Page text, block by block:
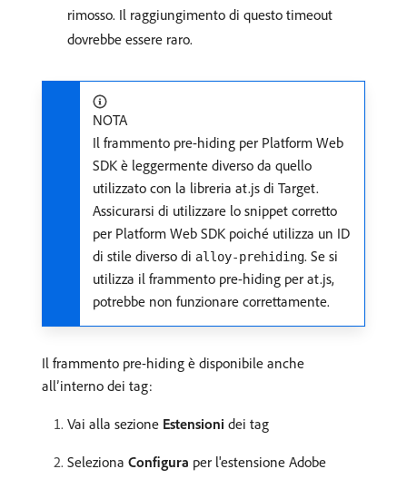
rimosso. Il raggiungimento di questo timeout
dovrebbe essere raro.
NOTA
Il frammento pre-hiding per Platform Web
SDK è leggermente diverso da quello
utilizzato con la libreria at.js di Target.
Assicurarsi di utilizzare lo snippet corretto
per Platform Web SDK poiché utilizza un ID
di stile diverso di alloy-prehiding. Se si
utilizza il frammento pre-hiding per at.js,
potrebbe non funzionare correttamente.
Il frammento pre-hiding è disponibile anche
all’interno dei tag:
Vai alla sezione Estensioni dei tag
Seleziona Configura per l'estensione Adobe